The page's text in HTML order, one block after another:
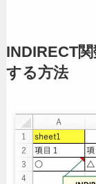
INDIRECT
する方法